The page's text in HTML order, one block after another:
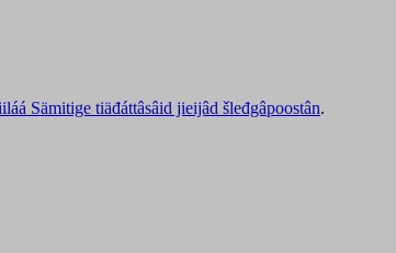
Sämitige tiäđáttâsâid jieijâd šleđgâpoostân.